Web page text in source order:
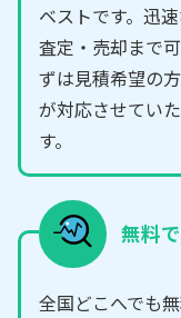
ベストです。迅
査定・売却まで
ずは見積希望の
が対応させてい
す。
無料
全国どこへでも